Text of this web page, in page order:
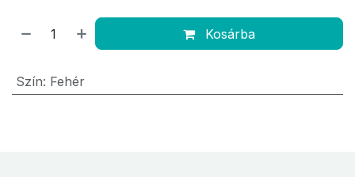
Kosárba
Szín: Fehér